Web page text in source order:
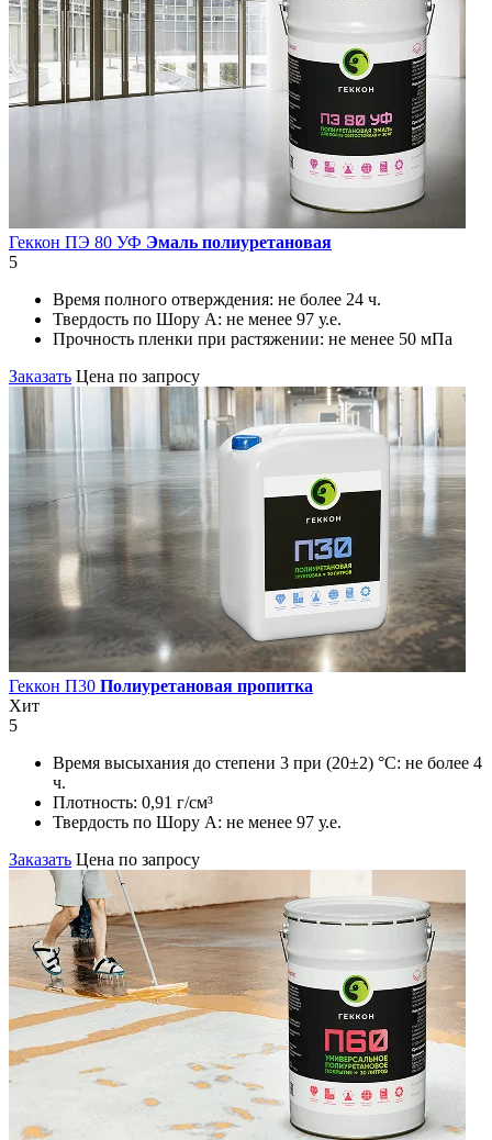
Геккон ПЭ 80 УФ Эмаль полиуретановая
5
Время полного отверждения: не более 24 ч.
Твердость по Шору А: не менее 97 у.е.
Прочность пленки при растяжении: не менее 50 мПа
Заказать Цена по запросу
Геккон П30 Полиуретановая пропитка
Хит
5
Время высыхания до степени 3 при (20±2) °С: не более 4
ч.
Плотность: 0,91 г/см³
Твердость по Шору А: не менее 97 у.е.
Заказать Цена по запросу